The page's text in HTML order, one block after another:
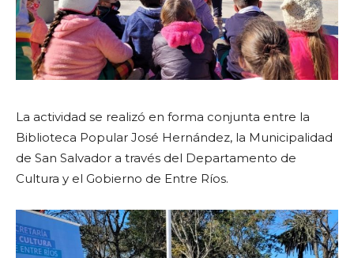
La actividad se realizó en forma conjunta entre la
Biblioteca Popular José Hernández, la Municipalidad
de San Salvador a través del Departamento de
Cultura y el Gobierno de Entre Ríos.